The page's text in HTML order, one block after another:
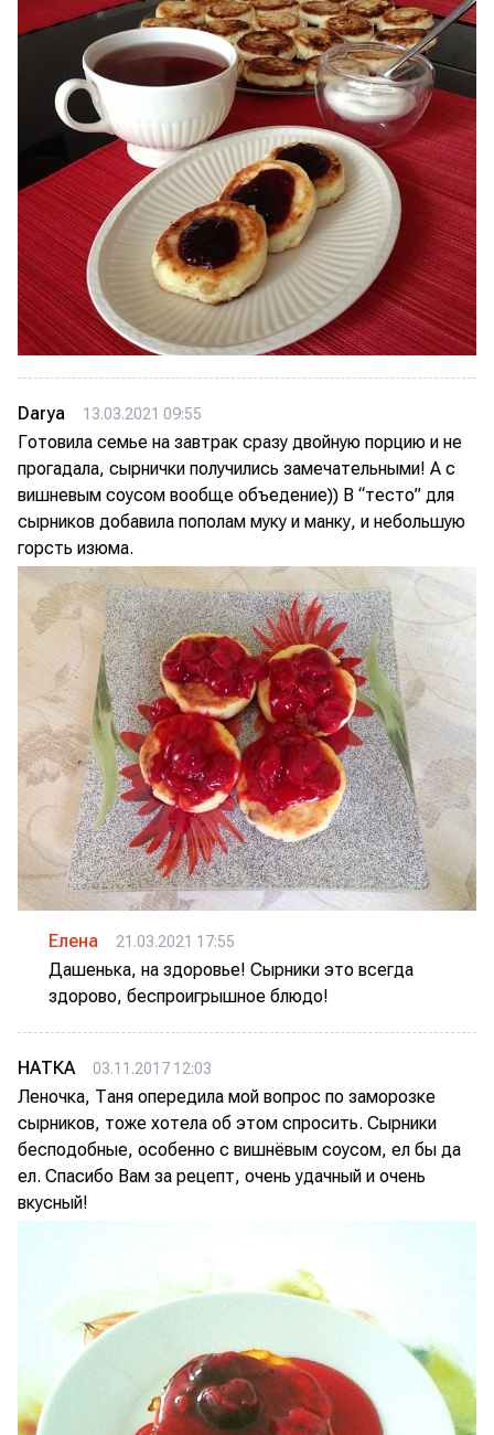
Darya 13.03.2021 09:55
Готовила семье на завтрак сразу двойную порцию и не
прогадала, сырнички получились замечательными! А с
вишневым соусом вообще объедение)) В “тесто” для
сырников добавила пополам муку и манку, и небольшую
горсть изюма.
Елена 21.03.2021 17:55
Дашенька, на здоровье! Сырники это всегда
здорово, беспроигрышное блюдо!
НАТКА 03.11.2017 12:03
Леночка, Таня опередила мой вопрос по заморозке
сырников, тоже хотела об этом спросить. Сырники
бесподобные, особенно с вишнёвым соусом, ел бы да
ел. Спасибо Вам за рецепт, очень удачный и очень
вкусный!